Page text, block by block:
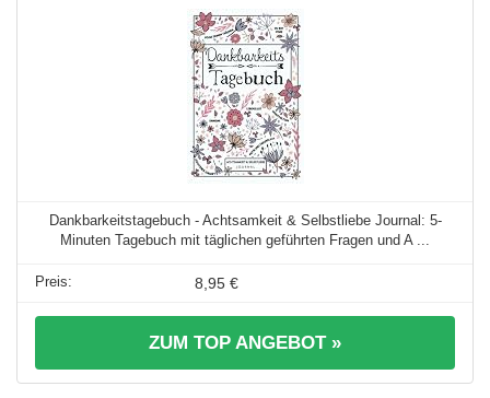
Dankbarkeitstagebuch - Achtsamkeit & Selbstliebe Journal: 5-
Minuten Tagebuch mit täglichen geführten Fragen und A ...
8,95 €
ZUM TOP ANGEBOT »